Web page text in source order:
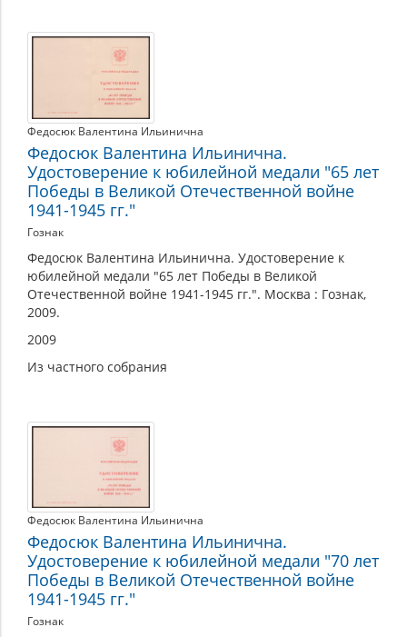
Федосюк Валентина Ильинична
Федосюк Валентина Ильинична.
Удостоверение к юбилейной медали "65 лет
Победы в Великой Отечественной войне
1941-1945 гг."
Гознак
Федосюк Валентина Ильинична. Удостоверение к
юбилейной медали "65 лет Победы в Великой
Отечественной войне 1941-1945 гг.". Москва : Гознак,
2009.
2009
Из частного собрания
Федосюк Валентина Ильинична
Федосюк Валентина Ильинична.
Удостоверение к юбилейной медали "70 лет
Победы в Великой Отечественной войне
1941-1945 гг."
Гознак